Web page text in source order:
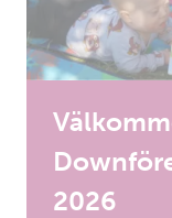
2026